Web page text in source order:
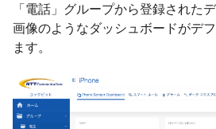
「電話」グループから登録された
画像のようなダッシュボードがデ
ます。